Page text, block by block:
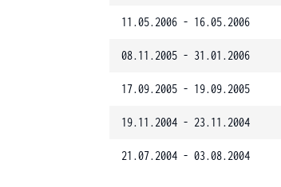
11.05.2006 - 16.05.2006
08.11.2005 - 31.01.2006
17.09.2005 - 19.09.2005
19.11.2004 - 23.11.2004
21.07.2004 - 03.08.2004